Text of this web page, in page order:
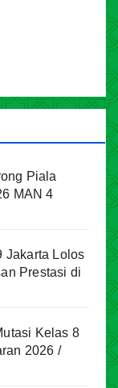
Piala
MAN 4
Jakarta Lolos
Prestasi di
Kelas 8
2026 /